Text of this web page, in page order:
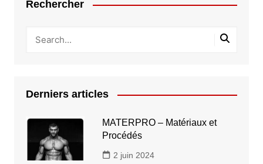
Rechercher
Derniers articles
MATERPRO – Matériaux et
Procédés
2 juin 2024